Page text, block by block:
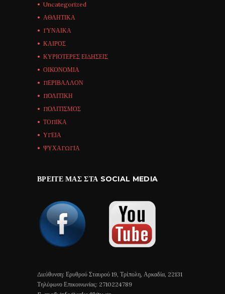
Uncategorized
ΑΘΛΗΤΙΚΑ
ΓΥΝΑΙΚΑ
ΚΑΙΡΟΣ
ΚΥΡΙΟΤΕΡΕΣ ΕΙΔΗΣΕΙΣ
ΟΙΚΟΝΟΜΙΑ
ΠΕΡΙΒΑΛΛΟΝ
ΠΟΛΙΤΙΚΗ
ΠΟΛΙΤΙΣΜΟΣ
ΤΟΠΙΚΑ
ΥΓΕΙΑ
ΨΥΧΑΓΩΓΙΑ
ΒΡΕΊΤΕ ΜΑΣ ΣΤΑ SOCIAL MEDIA
Διεύθυνση: Ερυθρού Σταυρού 19, Τρίπολη, Αρκαδία, 22131
Τηλέφωνο Επικοινωνίας: 2710224789